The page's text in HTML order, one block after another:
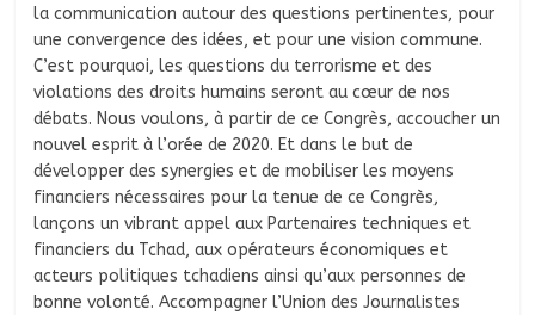
la communication autour des questions pertinentes, pour
une convergence des idées, et pour une vision commune.
C’est pourquoi, les questions du terrorisme et des
violations des droits humains seront au cœur de nos
débats. Nous voulons, à partir de ce Congrès, accoucher un
nouvel esprit à l’orée de 2020. Et dans le but de
développer des synergies et de mobiliser les moyens
financiers nécessaires pour la tenue de ce Congrès,
lançons un vibrant appel aux Partenaires techniques et
financiers du Tchad, aux opérateurs économiques et
acteurs politiques tchadiens ainsi qu’aux personnes de
bonne volonté. Accompagner l’Union des Journalistes